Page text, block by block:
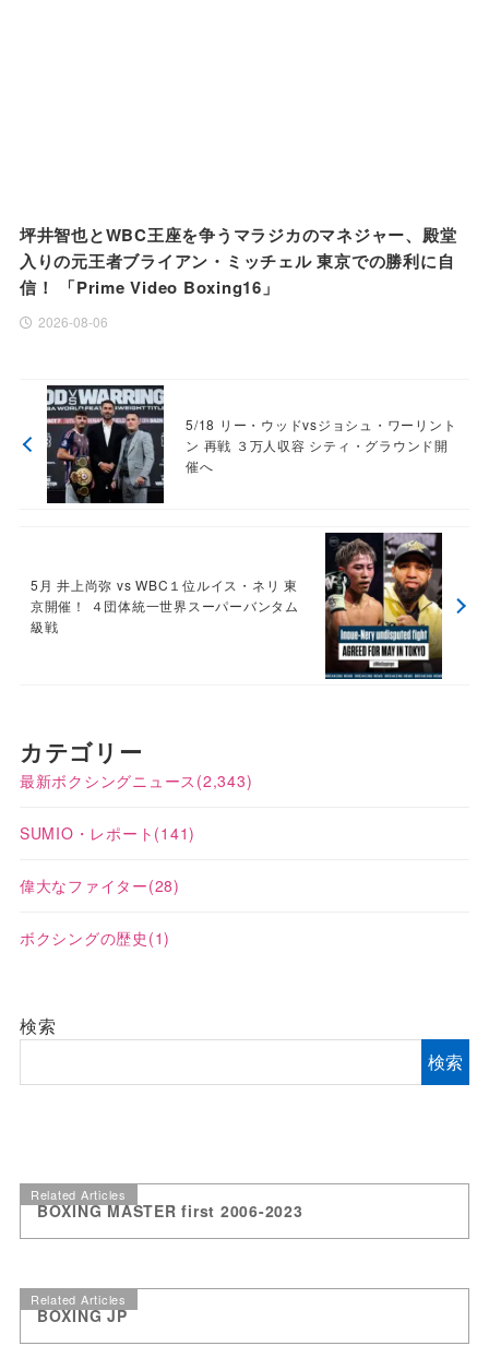
坪井智也とWBC王座を争うマラジカのマネジャー、殿堂
入りの元王者ブライアン・ミッチェル 東京での勝利に自
信！ 「Prime Video Boxing16」
2026-08-06
5/18 リー・ウッドvsジョシュ・ワーリント
ン 再戦 ３万人収容 シティ・グラウンド開
催へ
5月 井上尚弥 vs WBC１位ルイス・ネリ 東
京開催！ ４団体統一世界スーパーバンタム
級戦
カテゴリー
最新ボクシングニュース (2,343)
SUMIO・レポート (141)
偉大なファイター(28)
ボクシングの歴史 (1)
検索
検索
Related Articles
BOXING MASTER first 2006-2023
Related Articles
BOXING JP